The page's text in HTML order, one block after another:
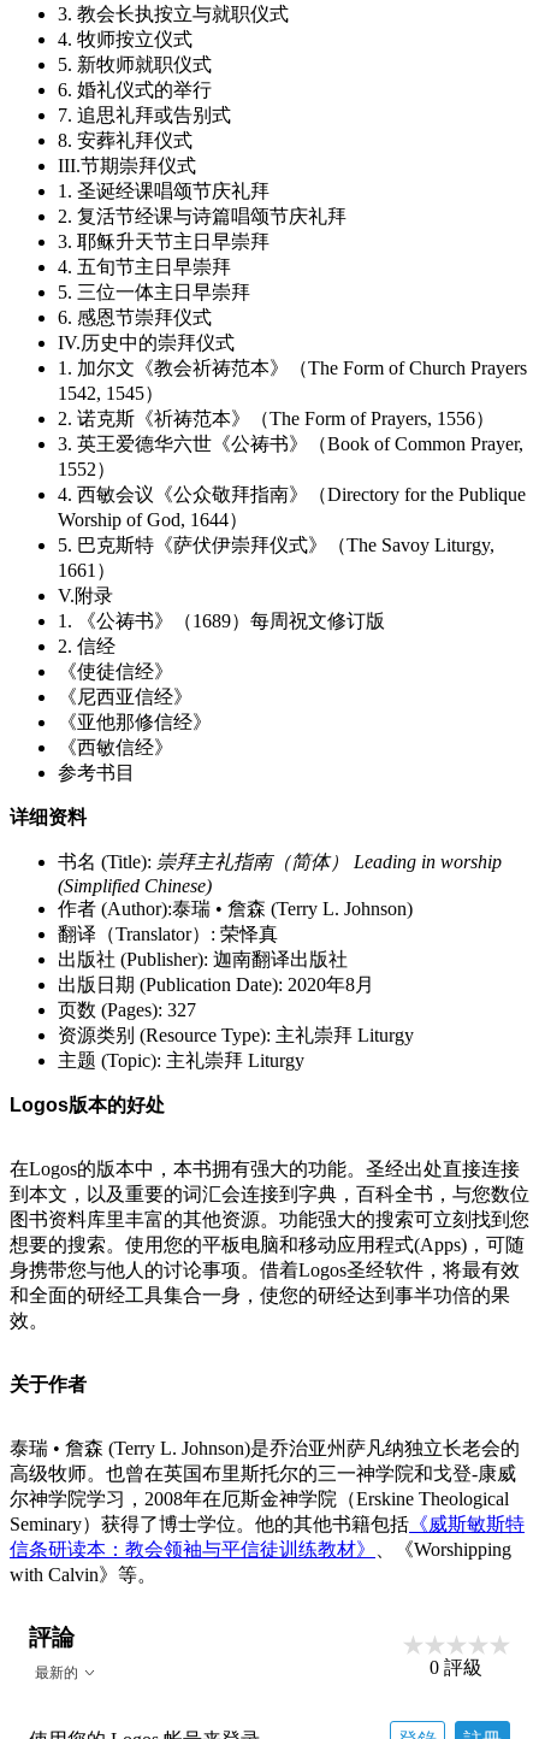
3. 教会长执按立与就职仪式
4. 牧师按立仪式
5. 新牧师就职仪式
6. 婚礼仪式的举行
7. 追思礼拜或告别式
8. 安葬礼拜仪式
III.节期崇拜仪式
1. 圣诞经课唱颂节庆礼拜
2. 复活节经课与诗篇唱颂节庆礼拜
3. 耶稣升天节主日早崇拜
4. 五旬节主日早崇拜
5. 三位一体主日早崇拜
6. 感恩节崇拜仪式
IV.历史中的崇拜仪式
1. 加尔文《教会祈祷范本》（The Form of Church Prayers
1542, 1545）
2. 诺克斯《祈祷范本》（The Form of Prayers, 1556）
3. 英王爱德华六世《公祷书》（Book of Common Prayer,
1552）
4. 西敏会议《公众敬拜指南》（Directory for the Publique
Worship of God, 1644）
5. 巴克斯特《萨伏伊崇拜仪式》（The Savoy Liturgy,
1661）
V.附录
1. 《公祷书》（1689）每周祝文修订版
2. 信经
《使徒信经》
《尼西亚信经》
《亚他那修信经》
《西敏信经》
参考书目
详细资料
书名 (Title): 崇拜主礼指南（简体） Leading in worship
(Simplified Chinese)
作者 (Author):泰瑞 • 詹森 (Terry L. Johnson)
翻译（Translator）: 荣怿真
出版社 (Publisher): 迦南翻译出版社
出版日期 (Publication Date): 2020年8月
页数 (Pages): 327
资源类别 (Resource Type): 主礼崇拜 Liturgy
主题 (Topic): 主礼崇拜 Liturgy
Logos版本的好处
在Logos的版本中，本书拥有强大的功能。圣经出处直接连接
到本文，以及重要的词汇会连接到字典，百科全书，与您数位
图书资料库里丰富的其他资源。功能强大的搜索可立刻找到您
想要的搜索。使用您的平板电脑和移动应用程式(Apps)，可随
身携带您与他人的讨论事项。借着Logos圣经软件，将最有效
和全面的研经工具集合一身，使您的研经达到事半功倍的果
效。
关于作者
泰瑞 • 詹森 (Terry L. Johnson)是乔治亚州萨凡纳独立长老会的
高级牧师。也曾在英国布里斯托尔的三一神学院和戈登-康威
尔神学院学习，2008年在厄斯金神学院（Erskine Theological
Seminary）获得了博士学位。他的其他书籍包括 《威斯敏斯特
信条研读本：教会领袖与平信徒训练教材》
、《Worshipping
with Calvin》等。
評論
最新的 0 評級